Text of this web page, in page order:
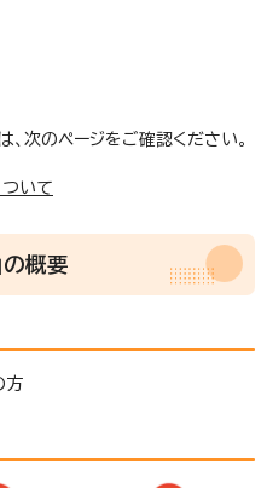
次のページをご確認ください。
いて
の概要
方